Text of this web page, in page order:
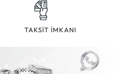
TAKSİT İMKANI